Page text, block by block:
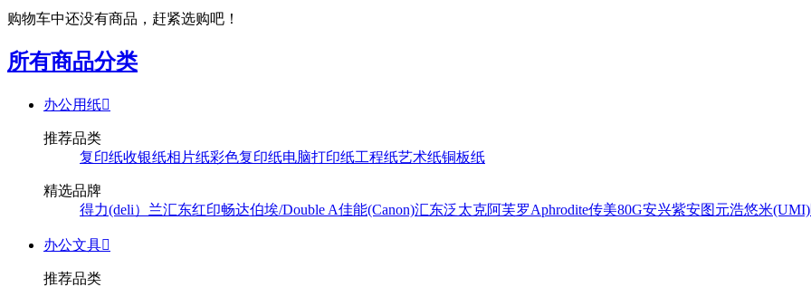
购物车中还没有商品，赶紧选购吧！
所有商品分类
办公用纸
推荐品类
复印纸收银纸相片纸彩色复印纸电脑打印纸工程纸艺术纸铜板纸
精选品牌
得力(deli） 兰汇东红印畅达伯埃/Double A佳能(Canon)汇东泛太克阿芙罗Aphrodite传美80G安兴紫安图元浩悠米(UMI)
办公文具
推荐品类